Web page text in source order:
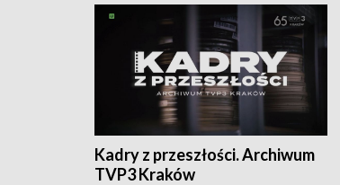
Kadry z przeszłości. Archiwum
TVP3 Kraków